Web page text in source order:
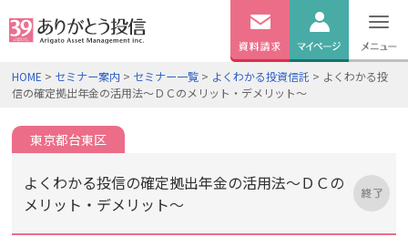
無料資料
請求
ログイン
HOME > セミナー案内 > セミナー一覧 > よくわかる投資信託 > よくわかる投
信の確定拠出年金の活用法～ＤＣのメリット・デメリット～
東京都台東区
よくわかる投信の確定拠出年金の活用法～ＤＣの
メリット・デメリット～